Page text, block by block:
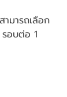
ามารถเลือก
รอบต่อ 1